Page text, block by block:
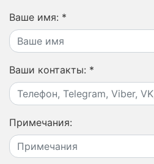
Ваше имя: *
Ваши контакты: *
Примечания: